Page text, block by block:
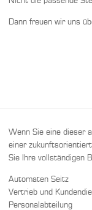
Dann freuen wir uns
Wenn Sie eine dieser
einer
Sie Ihre vollständigen
Automaten Seitz
Vertrieb und
Personalabteilung